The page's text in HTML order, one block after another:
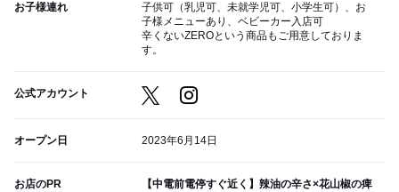
お子様連れ
子供可（乳児可、未就学児可、小学生可）、お
子様メニューあり、ベビーカー入店可
辛くないZEROという商品もご用意しておりま
す。
公式アカウント
オープン日 2023年6月14日
お店のPR
【中電前電停すぐ近く】辣油の辛さ×花山椒の痺